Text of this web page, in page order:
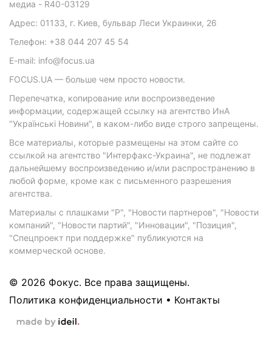
медиа - R40-03129
Адрес: 01133, г. Киев, бульвар Леси Украинки, 26
Телефон: +38 044 207 45 54
E-mail: info@focus.ua
FOCUS.UA — больше чем просто новости.
Перепечатка, копирование или воспроизведение
информации, содержащей ссылку на агентство ИнА
"Українські Новини", в каком-либо виде строго запрещены.
Все материалы, которые размещены на этом сайте со
ссылкой на агентство "Интерфакс-Украина", не подлежат
дальнейшему воспроизведению и/или распространению в
любой форме, кроме как с письменного разрешения
агентства.
Материалы с плашками "Р", "Новости партнеров", "Новости
компаний", "Новости партий", "Инновации", "Позиция",
"Спецпроект при поддержке" публикуются на
коммерческой основе.
© 2026 Фокус. Все права защищены.
Политика конфиденциальности • Контакты